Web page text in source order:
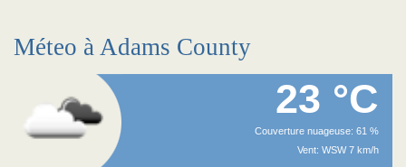
Méteo à Adams County
23 °C
Couverture nuageuse: 61 %
Vent: WSW 7 km/h